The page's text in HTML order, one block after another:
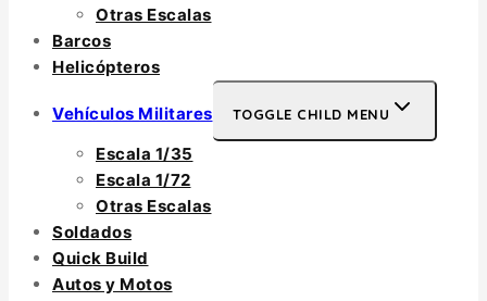
Otras Escalas
Barcos
Helicópteros
Vehículos Militares TOGGLE CHILD MENU
Escala 1/35
Escala 1/72
Otras Escalas
Soldados
Quick Build
Autos y Motos